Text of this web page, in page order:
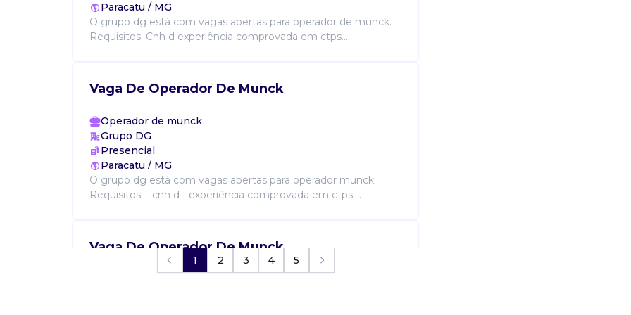
Paracatu / MG
O grupo dg está com vagas abertas para operador de munck.
Requisitos: Cnh d experiência comprovada em ctps...
Vaga De Operador De Munck
Operador de munck
Grupo DG
Presencial
Paracatu / MG
O grupo dg está com vagas abertas para operador munck.
Requisitos: - cnh d - experiência comprovada em ctps....
Vaga De Operador De Munck
Presencial
1 2 3 4 5